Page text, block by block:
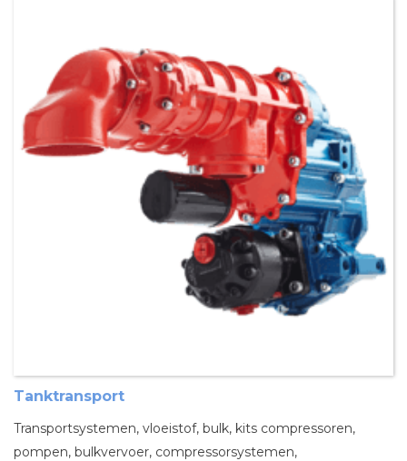
Tanktransport
Transportsystemen, vloeistof, bulk, kits compressoren,
pompen, bulkvervoer, compressorsystemen,